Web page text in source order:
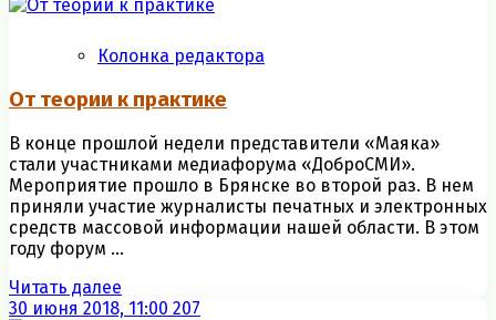
Колонка редактора
От теории к практике
В конце прошлой недели представители «Маяка»
стали участниками медиафорума «ДоброСМИ».
Мероприятие прошло в Брянске во второй раз. В нем
приняли участие журналисты печатных и электронных
средств массовой информации нашей области. В этом
году форум ...
Читать далее
30 июня 2018, 11:00 207